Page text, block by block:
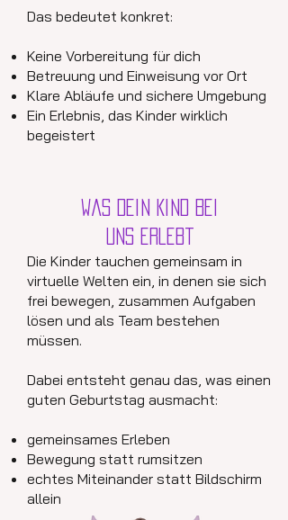
Das bedeutet konkret:
Keine Vorbereitung für dich
Betreuung und Einweisung vor Ort
Klare Abläufe und sichere Umgebung
Ein Erlebnis, das Kinder wirklich
begeistert
Was dein Kind bei
uns erlebt
Die Kinder tauchen gemeinsam in
virtuelle Welten ein, in denen sie sich
frei bewegen, zusammen Aufgaben
lösen und als Team bestehen
müssen.
Dabei entsteht genau das, was einen
guten Geburtstag ausmacht:
gemeinsames Erleben
Bewegung statt rumsitzen
echtes Miteinander statt Bildschirm
allein